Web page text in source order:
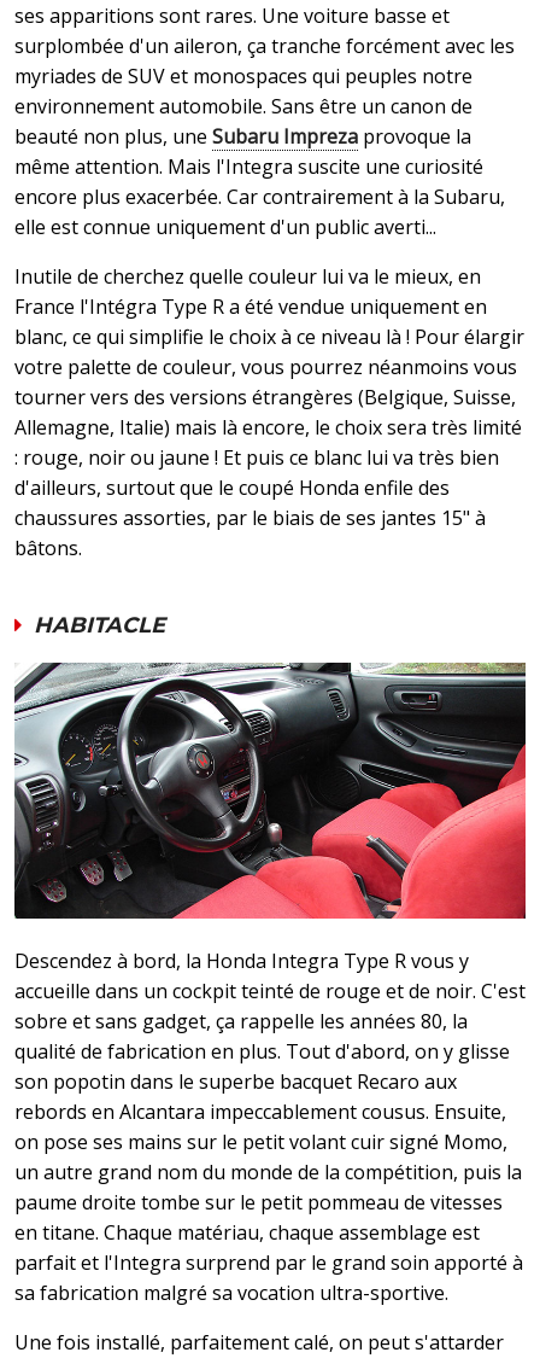
ses apparitions sont rares. Une voiture basse et
surplombée d'un aileron, ça tranche forcément avec les
myriades de SUV et monospaces qui peuples notre
environnement automobile. Sans être un canon de
beauté non plus, une Subaru Impreza provoque la
même attention. Mais l'Integra suscite une curiosité
encore plus exacerbée. Car contrairement à la Subaru,
elle est connue uniquement d'un public averti...
Inutile de cherchez quelle couleur lui va le mieux, en
France l'Intégra Type R a été vendue uniquement en
blanc, ce qui simplifie le choix à ce niveau là ! Pour élargir
votre palette de couleur, vous pourrez néanmoins vous
tourner vers des versions étrangères (Belgique, Suisse,
Allemagne, Italie) mais là encore, le choix sera très limité
: rouge, noir ou jaune ! Et puis ce blanc lui va très bien
d'ailleurs, surtout que le coupé Honda enfile des
chaussures assorties, par le biais de ses jantes 15" à
bâtons.
HABITACLE
Descendez à bord, la Honda Integra Type R vous y
accueille dans un cockpit teinté de rouge et de noir. C'est
sobre et sans gadget, ça rappelle les années 80, la
qualité de fabrication en plus. Tout d'abord, on y glisse
son popotin dans le superbe bacquet Recaro aux
rebords en Alcantara impeccablement cousus. Ensuite,
on pose ses mains sur le petit volant cuir signé Momo,
un autre grand nom du monde de la compétition, puis la
paume droite tombe sur le petit pommeau de vitesses
en titane. Chaque matériau, chaque assemblage est
parfait et l'Integra surprend par le grand soin apporté à
sa fabrication malgré sa vocation ultra-sportive.
Une fois installé, parfaitement calé, on peut s'attarder